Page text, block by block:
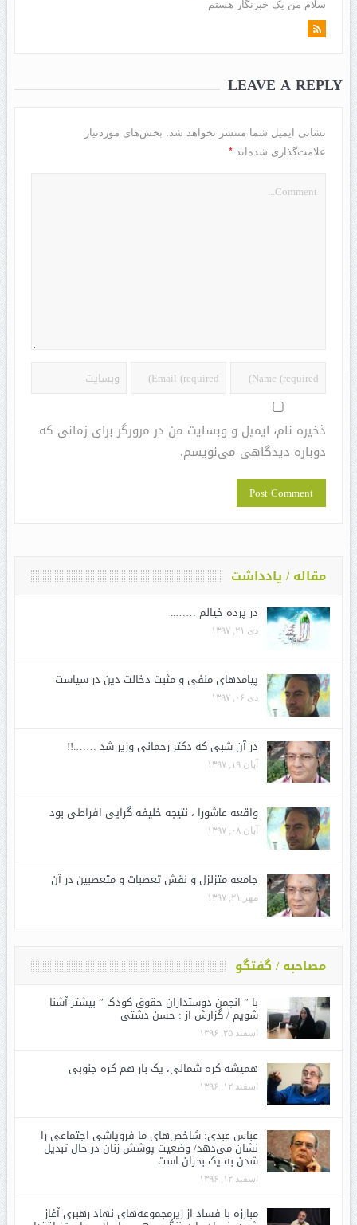
سلام من یک خبرنگار هستم
LEAVE A REPLY
نشانی ایمیل شما منتشر نخواهد شد. بخش‌های موردنیاز
علامت‌گذاری شده‌اند *
ذخیره نام، ایمیل و وبسایت من در مرورگر برای زمانی که
دوباره دیدگاهی می‌نویسم.
مقاله / یادداشت
در پرده خیالم ……..
دی ۲۱, ۱۳۹۷
پیامدهای منفی و مثبت دخالت دین در سیاست
دی ۰۶, ۱۳۹۷
در آن شبی که دکتر رحمانی وزیر شد …….!!
آبان ۱۹, ۱۳۹۷
واقعه عاشورا ، نتیجه خلیفه گرایی افراطی بود
آبان ۰۸, ۱۳۹۷
جامعه متزلزل و نقش تعصبات و متعصبین در آن
مهر ۲۱, ۱۳۹۷
مصاحبه / گفتگو
با ” انجمن دوستداران حقوق کودک ” بیشتر آشنا
شویم / گزارش از : حسن دشتی
اسفند ۲۵, ۱۳۹۶
همیشه کره شمالی، یک بار هم کره جنوبی
اسفند ۱۲, ۱۳۹۶
عباس عبدی: شاخص‌های ما فروپاشی اجتماعی را
نشان می‌دهد/ وضعیت پوشش زنان در حال تبدیل
شدن به یک بحران است
اسفند ۱۲, ۱۳۹۶
مبارزه با فساد از زیرمجموعه‌های نهاد رهبری آغاز